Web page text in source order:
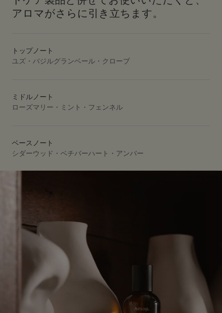
アロマがさらに引き立ちます。
トップノート
ユズ・バジルグランベール・クローブ
ミドルノート
ローズマリー・ミント・フェンネル
ベースノート
シダーウッド・ベチバーハート・アンバー